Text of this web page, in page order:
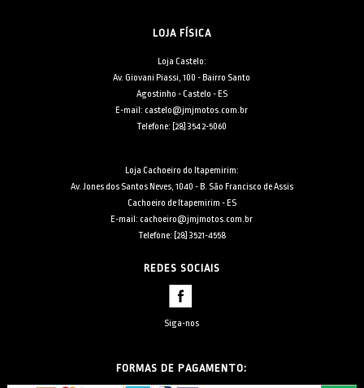
LOJA FÍSICA
Loja Castelo:
Av. Giovani Piassi, 100 - Bairro Santo
Agostinho - Castelo - ES
E-mail: castelo@jmjmotos.com.br
Telefone: [28] 3542-5060
Loja Cachoeiro do Itapemirim:
Av. Jones dos Santos Neves, 1040 - B. São Francisco de Assis
Cachoeiro de Itapemirim - ES
E-mail: cachoeiro@jmjmotos.com.br
Telefone: [28] 3521-4558
REDES SOCIAIS
Siga-nos
FORMAS DE PAGAMENTO: